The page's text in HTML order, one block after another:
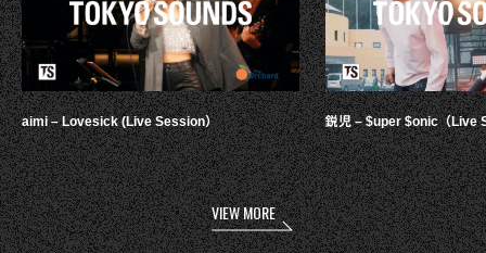
aimi – Lovesick (Live Session） 鋭児 – $uper $onic（Live
VIEW MORE